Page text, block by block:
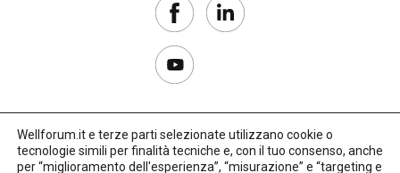
Copyright 2017–2026
Wellforum.it e terze parti selezionate utilizzano cookie o
tecnologie simili per finalità tecniche e, con il tuo consenso, anche
per “miglioramento dell'esperienza”, “misurazione” e “targeting e